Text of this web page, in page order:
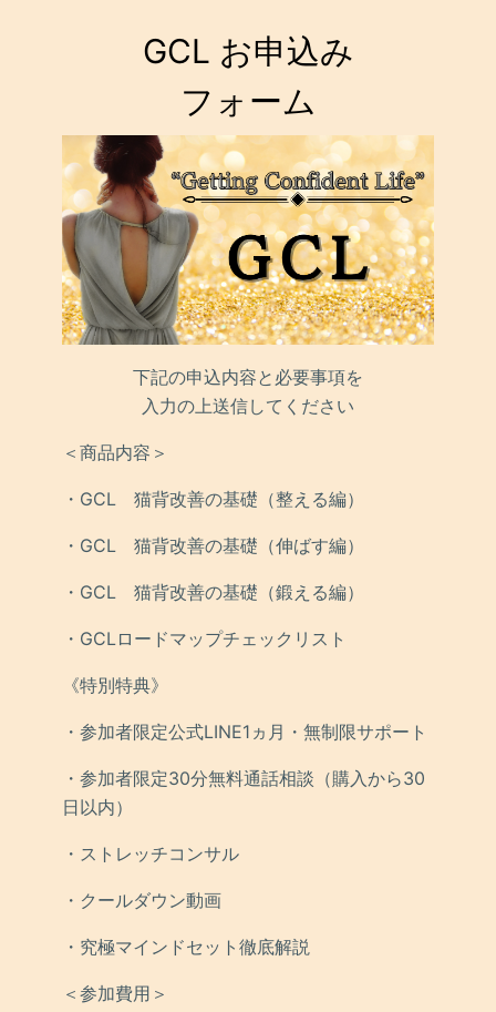
GCL お申込み
フォーム
下記の申込内容と必要事項を
入力の上送信してください
＜商品内容＞
・GCL 猫背改善の基礎（整える編）
・GCL 猫背改善の基礎（伸ばす編）
・GCL 猫背改善の基礎（鍛える編）
・GCLロードマップチェックリスト
《特別特典》
・参加者限定公式LINE1ヵ月・無制限サポート
・参加者限定30分無料通話相談（購入から30
日以内）
・ストレッチコンサル
・クールダウン動画
・究極マインドセット徹底解説
＜参加費用＞